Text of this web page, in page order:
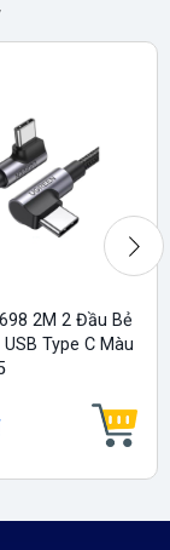
2M 2 Đầu Bẻ
Type C Màu